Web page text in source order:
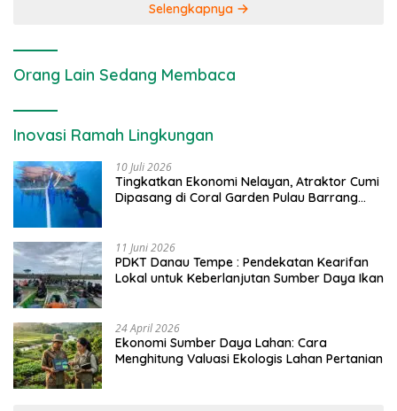
Selengkapnya
Orang Lain Sedang Membaca
Inovasi Ramah Lingkungan
10 Juli 2026
Tingkatkan Ekonomi Nelayan, Atraktor Cumi
Dipasang di Coral Garden Pulau Barrang
11 Juni 2026
PDKT Danau Tempe : Pendekatan Kearifan
Lokal untuk Keberlanjutan Sumber Daya Ikan
24 April 2026
Ekonomi Sumber Daya Lahan: Cara
Menghitung Valuasi Ekologis Lahan Pertanian